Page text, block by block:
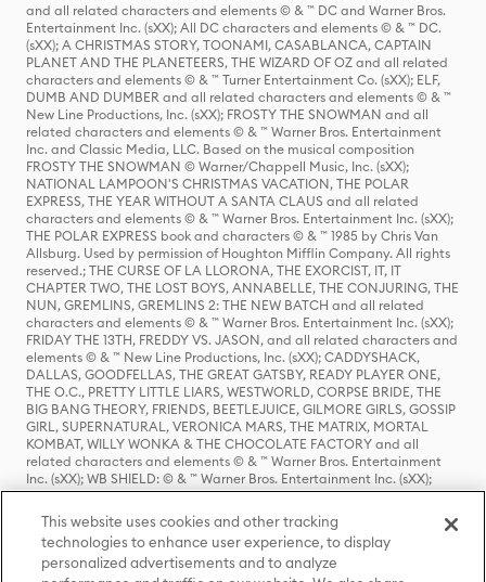
and all related characters and elements © & ™ DC and Warner Bros.
Entertainment Inc. (sXX); All DC characters and elements © & ™ DC.
(sXX); A CHRISTMAS STORY, TOONAMI, CASABLANCA, CAPTAIN
PLANET AND THE PLANETEERS, THE WIZARD OF OZ and all related
characters and elements © & ™ Turner Entertainment Co. (sXX); ELF,
DUMB AND DUMBER and all related characters and elements © & ™
New Line Productions, Inc. (sXX); FROSTY THE SNOWMAN and all
related characters and elements © & ™ Warner Bros. Entertainment
Inc. and Classic Media, LLC. Based on the musical composition
FROSTY THE SNOWMAN © Warner/Chappell Music, Inc. (sXX);
NATIONAL LAMPOON'S CHRISTMAS VACATION, THE POLAR
EXPRESS, THE YEAR WITHOUT A SANTA CLAUS and all related
characters and elements © & ™ Warner Bros. Entertainment Inc. (sXX);
THE POLAR EXPRESS book and characters © & ™ 1985 by Chris Van
Allsburg. Used by permission of Houghton Mifflin Company. All rights
reserved.; THE CURSE OF LA LLORONA, THE EXORCIST, IT, IT
CHAPTER TWO, THE LOST BOYS, ANNABELLE, THE CONJURING, THE
NUN, GREMLINS, GREMLINS 2: THE NEW BATCH and all related
characters and elements © & ™ Warner Bros. Entertainment Inc. (sXX);
FRIDAY THE 13TH, FREDDY VS. JASON, and all related characters and
elements © & ™ New Line Productions, Inc. (sXX); CADDYSHACK,
DALLAS, GOODFELLAS, THE GREAT GATSBY, READY PLAYER ONE,
THE O.C., PRETTY LITTLE LIARS, WESTWORLD, CORPSE BRIDE, THE
BIG BANG THEORY, FRIENDS, BEETLEJUICE, GILMORE GIRLS, GOSSIP
GIRL, SUPERNATURAL, VERONICA MARS, THE MATRIX, MORTAL
KOMBAT, WILLY WONKA & THE CHOCOLATE FACTORY and all
related characters and elements © & ™ Warner Bros. Entertainment
Inc. (sXX); WB SHIELD: © & ™ Warner Bros. Entertainment Inc. (sXX);
HOUSE OF THE DRAGON, GAME OF THRONES, and all related
characters and elements © & ™ Home Box Office, Inc. (sXX); CHILLING
ADVENTURES OF SABRINA, RIVERDALE © & ™ Warner Bros.
Entertainment Inc. Archie Comics and all related characters and
elements © & ™ Archie Comic Publications, Inc. Used with permission.
This website uses cookies and other tracking
technologies to enhance user experience, to display
personalized advertisements and to analyze